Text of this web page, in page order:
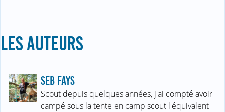
LES AUTEURS
SEB FAYS
Scout depuis quelques années, j'ai compté avoir
campé sous la tente en camp scout l'équivalent